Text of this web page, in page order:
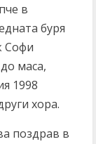
в
буря
Софи
маса,
1998
хора.
поздрав в